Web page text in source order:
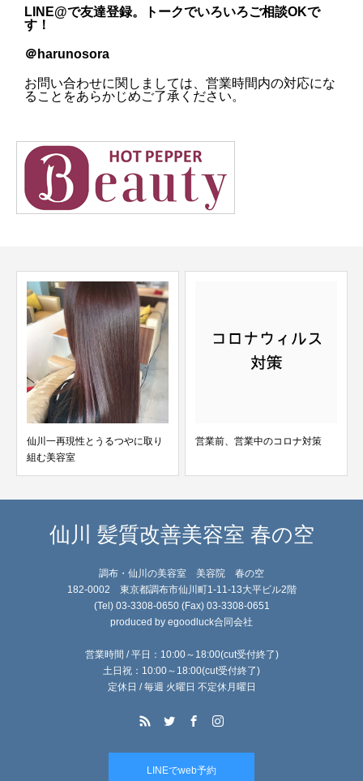
LINE@で友達登録。トークでいろいろご相談OKで
す！
＠harunosora
お問い合わせに関しましては、営業時間内の対応にな
ることをあらかじめご了承ください。
仙川一再現性とうるつやに取り
組む美容室
営業前、営業中のコロナ対策
仙川 髪質改善美容室 春の空
調布・仙川の美容室 美容院 春の空
182-0002 東京都調布市仙川町1-11-13大平ビル2階
(Tel) 03-3308-0650 (Fax) 03-3308-0651
produced by egoodluck合同会社
営業時間 / 平日：10:00～18:00(cut受付終了)
土日祝：10:00～18:00(cut受付終了)
定休日 / 毎週 火曜日 不定休月曜日
LINEでweb予約